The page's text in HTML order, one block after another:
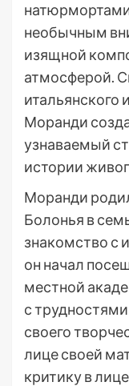
необычным
изящной
атмосферой.
итальянского
Моранди
узнаваемый
истории
Моранди
Болонья в
знакомство с
он начал
местной
с
своего
лице своей
критику в